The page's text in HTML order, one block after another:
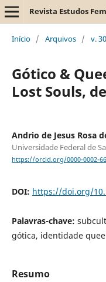
Revista Estudos
Início / Arquivos / v.
Gótico &
Lost Souls,
Andrio de Jesus Rosa
Universidade Federal de
https://orcid.org/0000-0002-
DOI: https://doi.org/
Palavras-chave:
gótica, identidade
Resumo